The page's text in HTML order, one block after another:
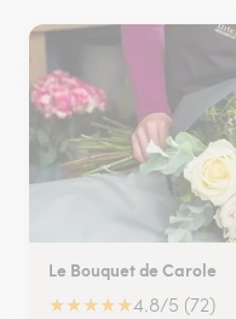
Le Bouquet de Carole
★★★★★4.8/5 (72)